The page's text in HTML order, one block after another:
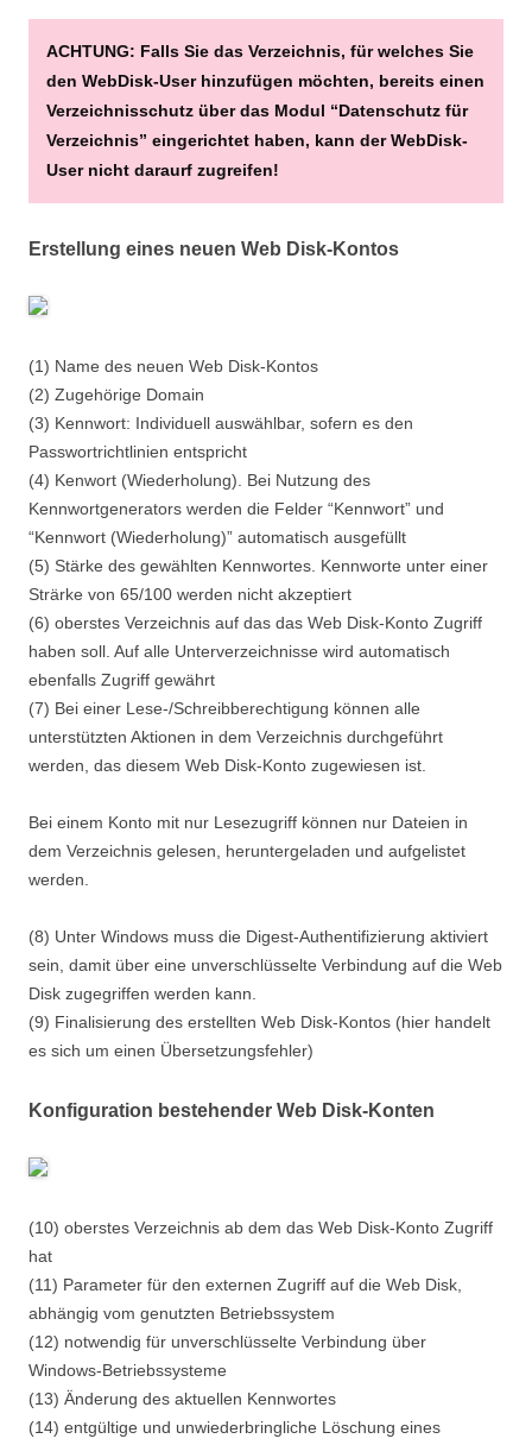
ACHTUNG: Falls Sie das Verzeichnis, für welches Sie
den WebDisk-User hinzufügen möchten, bereits einen
Verzeichnisschutz über das Modul “Datenschutz für
Verzeichnis” eingerichtet haben, kann der WebDisk-
User nicht daraurf zugreifen!
Erstellung eines neuen Web Disk-Kontos
(1) Name des neuen Web Disk-Kontos
(2) Zugehörige Domain
(3) Kennwort: Individuell auswählbar, sofern es den
Passwortrichtlinien entspricht
(4) Kenwort (Wiederholung). Bei Nutzung des
Kennwortgenerators werden die Felder “Kennwort” und
“Kennwort (Wiederholung)” automatisch ausgefüllt
(5) Stärke des gewählten Kennwortes. Kennworte unter einer
Strärke von 65/100 werden nicht akzeptiert
(6) oberstes Verzeichnis auf das das Web Disk-Konto Zugriff
haben soll. Auf alle Unterverzeichnisse wird automatisch
ebenfalls Zugriff gewährt
(7) Bei einer Lese-/Schreibberechtigung können alle
unterstützten Aktionen in dem Verzeichnis durchgeführt
werden, das diesem Web Disk-Konto zugewiesen ist.
Bei einem Konto mit nur Lesezugriff können nur Dateien in
dem Verzeichnis gelesen, heruntergeladen und aufgelistet
werden.
(8) Unter Windows muss die Digest-Authentifizierung aktiviert
sein, damit über eine unverschlüsselte Verbindung auf die Web
Disk zugegriffen werden kann.
(9) Finalisierung des erstellten Web Disk-Kontos (hier handelt
es sich um einen Übersetzungsfehler)
Konfiguration bestehender Web Disk-Konten
(10) oberstes Verzeichnis ab dem das Web Disk-Konto Zugriff
hat
(11) Parameter für den externen Zugriff auf die Web Disk,
abhängig vom genutzten Betriebssystem
(12) notwendig für unverschlüsselte Verbindung über
Windows-Betriebssysteme
(13) Änderung des aktuellen Kennwortes
(14) entgültige und unwiederbringliche Löschung eines